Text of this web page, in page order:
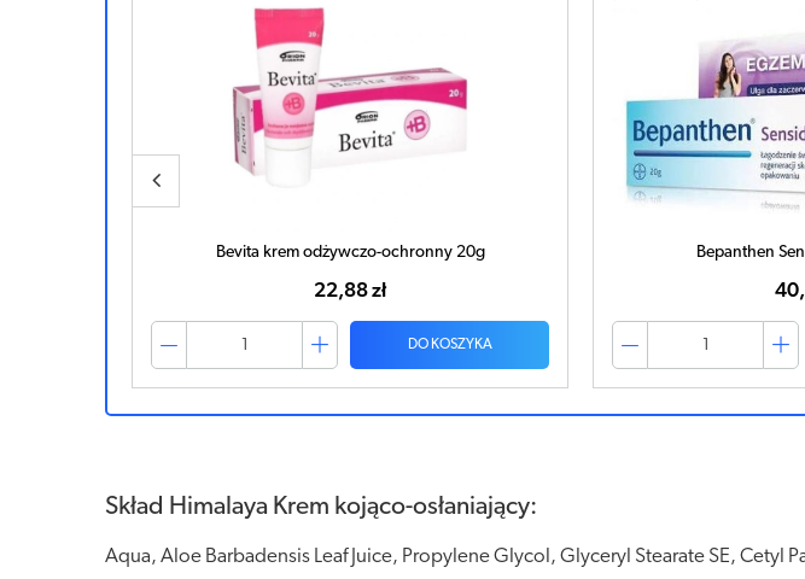
Bepanthen Sensiderm krem 20g
40,33 zł
DO KOSZYKA
Himalaya Krem
Skład Himalaya Krem kojąco-osłaniający:
Aqua, Aloe Barbadensis Leaf Juice, Propylene Glycol, Glyceryl Stearate SE,